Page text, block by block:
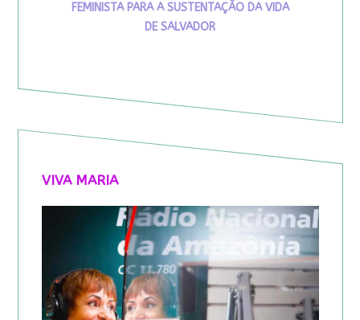
FEMINISTA PARA A SUSTENTAÇÃO DA VIDA
DE SALVADOR
VIVA MARIA